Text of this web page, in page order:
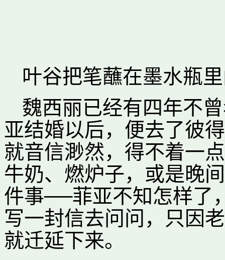
叶谷把笔蘸在墨水瓶
魏西丽已经有四年不
亚结婚以后，便去了彼
就音信渺然，得不着一
牛奶、燃炉子，或是晚
件事──菲亚不知怎样了
写一封信去问问，只因
就迁延下来。